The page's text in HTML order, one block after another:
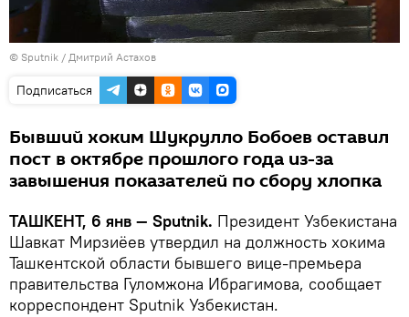
© Sputnik / Дмитрий Астахов
Подписаться
Бывший хоким Шукрулло Бобоев оставил
пост в октябре прошлого года из-за
завышения показателей по сбору хлопка
ТАШКЕНТ, 6 янв — Sputnik. Президент Узбекистана
Шавкат Мирзиёев утвердил на должность хокима
Ташкентской области бывшего вице-премьера
правительства Гуломжона Ибрагимова, сообщает
корреспондент Sputnik Узбекистан.